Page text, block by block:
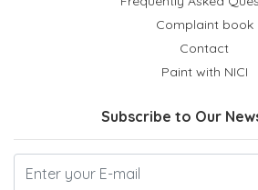
Complaint book
Contact
Paint with NICI
Subscribe to Our